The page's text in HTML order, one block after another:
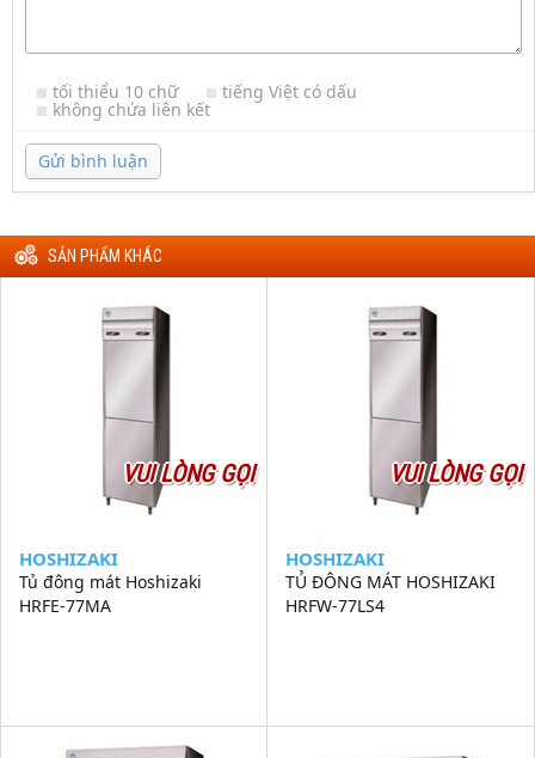
tối thiểu 10 chữ tiếng Việt có dấu
không chứa liên kết
Gửi bình luận
SẢN PHẨM KHÁC
VUI LÒNG GỌI
HOSHIZAKI
Tủ đông mát Hoshizaki
HRFE-77MA
VUI LÒNG GỌI
HOSHIZAKI
TỦ ĐÔNG MÁT HOSHIZAKI
HRFW-77LS4